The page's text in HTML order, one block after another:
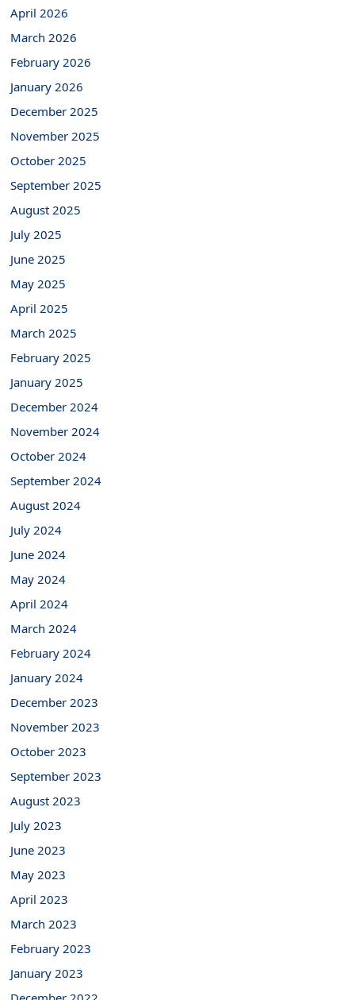
April 2026
March 2026
February 2026
January 2026
December 2025
November 2025
October 2025
September 2025
August 2025
July 2025
June 2025
May 2025
April 2025
March 2025
February 2025
January 2025
December 2024
November 2024
October 2024
September 2024
August 2024
July 2024
June 2024
May 2024
April 2024
March 2024
February 2024
January 2024
December 2023
November 2023
October 2023
September 2023
August 2023
July 2023
June 2023
May 2023
April 2023
March 2023
February 2023
January 2023